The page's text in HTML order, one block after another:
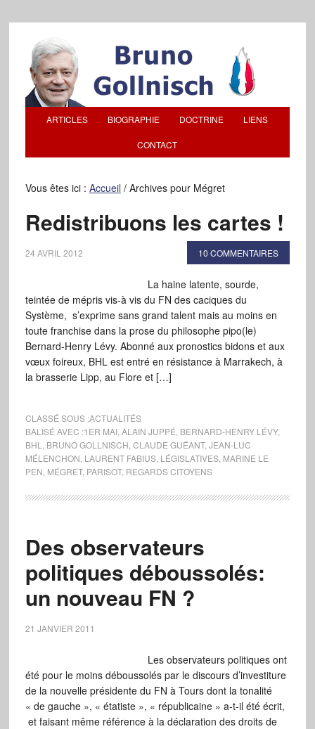
ARTICLES BIOGRAPHIE DOCTRINE LIENS
CONTACT
Vous êtes ici : Accueil /Archives pour Mégret
Redistribuons les cartes !
24 AVRIL 2012 10 COMMENTAIRES
La haine latente, sourde,
teintée de mépris vis-à vis du FN des caciques du
Système, s’exprime sans grand talent mais au moins en
toute franchise dans la prose du philosophe pipo(le)
Bernard-Henry Lévy. Abonné aux pronostics bidons et aux
vœux foireux, BHL est entré en résistance à Marrakech, à
la brasserie Lipp, au Flore et […]
CLASSÉ SOUS :ACTUALITÉS
BALISÉ AVEC :1ER MAI, ALAIN JUPPÉ BERNARD-HENRY LÉVY,
BHL
BRUNO GOLLNISCH CLAUDE GUÉANT, JEAN-LUC
MÉLENCHON LAURENT FABIUS, LÉGISLATIVES, MARINE LE
PEN MÉGRET, PARISOT, REGARDS CITOYENS
Des observateurs
politiques déboussolés:
un nouveau FN ?
21 JANVIER 2011
Les observateurs politiques ont
été pour le moins déboussolés par le discours d’investiture
de la nouvelle présidente du FN à Tours dont la tonalité
« de gauche », « étatiste », « républicaine » a-t-il été écrit,
et faisant même référence à la déclaration des droits de